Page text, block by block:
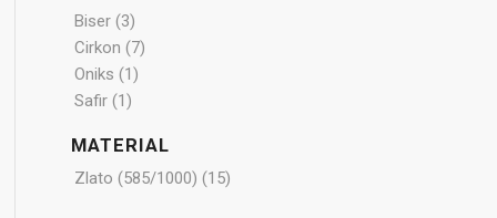
Biser (3)
Cirkon (7)
Oniks (1)
Safir (1)
MATERIAL
Zlato (585/1000) (15)